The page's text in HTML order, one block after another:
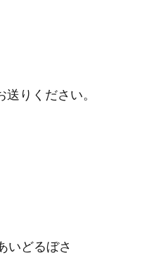
りください。
いどるぼさ